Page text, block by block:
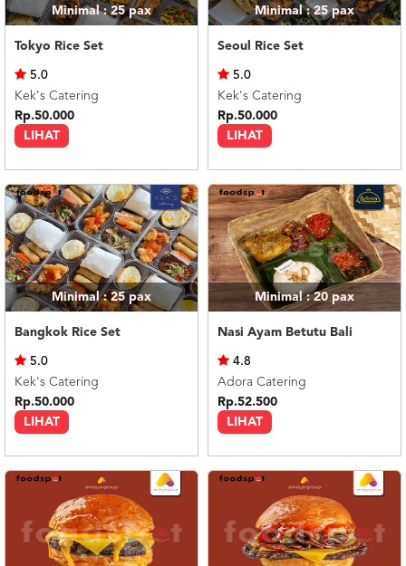
LOGIN
DAFTARMinimal : 25pax
Tokyo Rice Set
LIHAT
5.0
Kek's Catering
Rp.50.000
Minimal : 25pax
Seoul Rice Set
LIHAT
5.0
Kek's Catering
Rp.50.000
Minimal : 25pax
Bangkok Rice Set
LIHAT
5.0
Kek's Catering
Rp.50.000
Minimal : 20 pax
Nasi Ayam Betutu Bali
LIHAT
4.8
Adora Catering
Rp.52.500